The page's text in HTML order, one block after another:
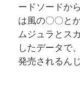
ードソードか
は風の〇〇と
ムジュラとス
したデータで
発売されるん